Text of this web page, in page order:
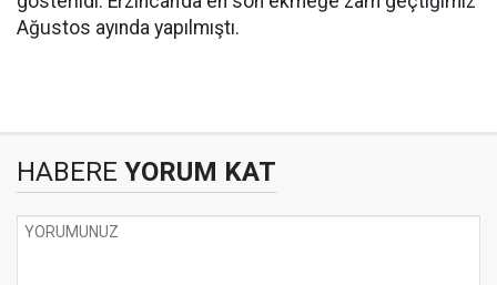
Ağustos ayında yapılmıştı.
HABERE YORUM KAT